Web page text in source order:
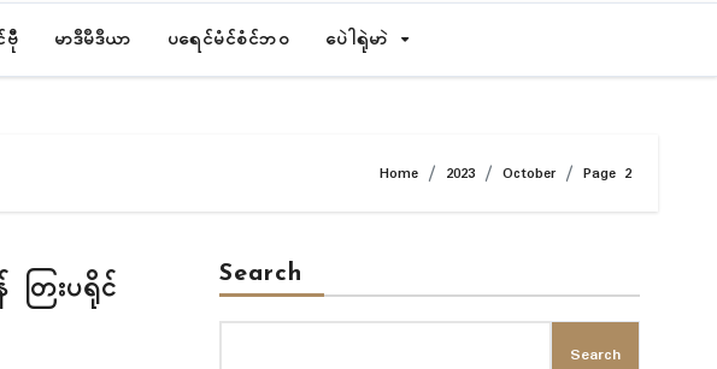
ဗီု မာဒဳမဳဒဳယာ ပရေၚ်မံၚ်စံၚ်ဘဝ ပေဲါရုဲမာဲ
Home 2023 October Page 2
တြးပရိုၚ်
Search
Search